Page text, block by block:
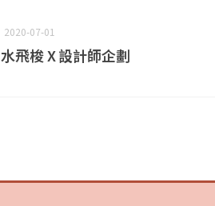
2020-07-01
水飛梭 X 設計師企劃